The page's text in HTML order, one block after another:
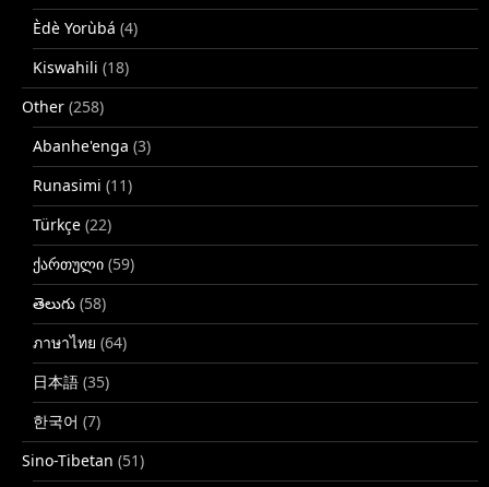
Èdè Yorùbá (4)
Kiswahili (18)
Other (258)
Abanhe'enga (3)
Runasimi (11)
Türkçe (22)
ქართული (59)
తెలుగు (58)
ภาษาไทย (64)
日本語 (35)
한국어 (7)
Sino-Tibetan (51)